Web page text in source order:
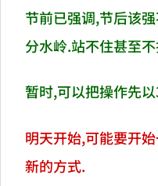
节前已强调,节后该
分水岭.站不住甚至
暂时,可以把操作先
明天开始,可能要开
新的方式.